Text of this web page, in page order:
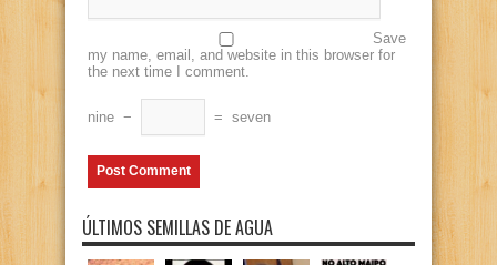
Save
my name, email, and website in this browser for
the next time I comment.
nine − = seven
ÚLTIMOS SEMILLAS DE AGUA